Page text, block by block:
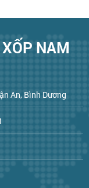
NAM
An, Bình Dương